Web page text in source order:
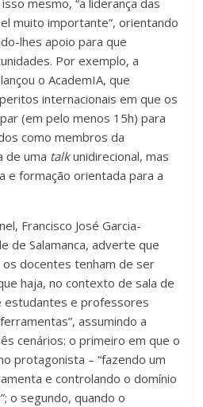
mesmo, “a liderança das
muito importante”, orientando
lhes apoio para que
Por exemplo, a
o AcademIA, que
internacionais em que os
(em pelo menos 15h) para
como membros da
de uma talkunidirecional, mas
e formação orientada para a
Francisco José Garcia-
de Salamanca, adverte que
os docentes tenham de ser
haja, no contexto de sala de
estudantes e professores
assumindo a
cenários: o primeiro em que o
protagonista – “fazendo um
e controlando o domínio
o segundo, quando o